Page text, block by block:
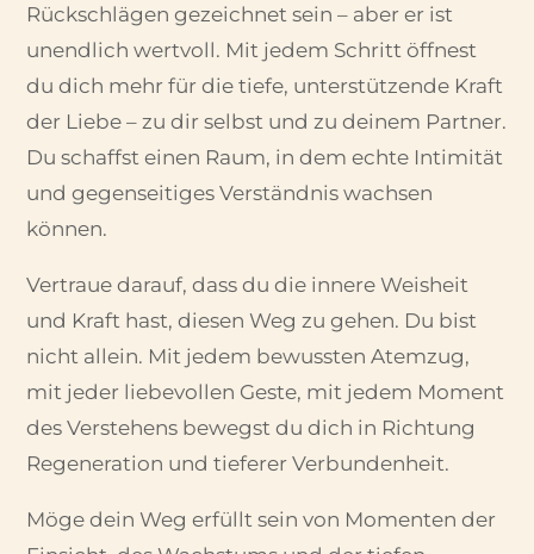
Rückschlägen gezeichnet sein – aber er ist
unendlich wertvoll. Mit jedem Schritt öffnest
du dich mehr für die tiefe, unterstützende Kraft
der Liebe – zu dir selbst und zu deinem Partner.
Du schaffst einen Raum, in dem echte Intimität
und gegenseitiges Verständnis wachsen
können.
Vertraue darauf, dass du die innere Weisheit
und Kraft hast, diesen Weg zu gehen. Du bist
nicht allein. Mit jedem bewussten Atemzug,
mit jeder liebevollen Geste, mit jedem Moment
des Verstehens bewegst du dich in Richtung
Regeneration und tieferer Verbundenheit.
Möge dein Weg erfüllt sein von Momenten der